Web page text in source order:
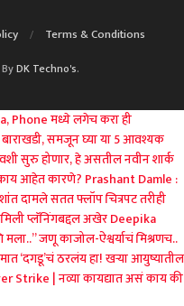
Terms & Conditions
DK Techno's.
Phone मध्ये लगेच करा ही
समजून घ्या या 5 आवश्यक
सुरु होणार, हे असतील नवीन शार्क
काय आहेत कारणे? Prashant Damle :
दामलेसतत फ्लॉप चित्रपट तरीही
प्लॅनिंगबद्दल अखेर Deepika
मला..”जणू काजोल-ऐश्वर्याचं मिश्रणच..
‘दगडू’चं ठरलंय हा! खऱ्या आयुष्यातील
Strike | नव्या कायद्यात असं काय की